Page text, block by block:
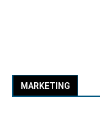
MARKETING